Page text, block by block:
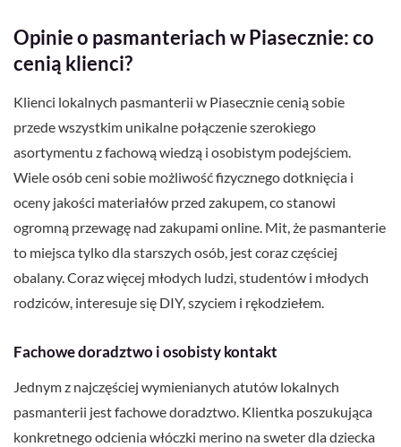
Opinie o pasmanteriach w Piasecznie: co
cenią klienci?
Klienci lokalnych pasmanterii w Piasecznie cenią sobie
przede wszystkim unikalne połączenie szerokiego
asortymentu z fachową wiedzą i osobistym podejściem.
Wiele osób ceni sobie możliwość fizycznego dotknięcia i
oceny jakości materiałów przed zakupem, co stanowi
ogromną przewagę nad zakupami online. Mit, że pasmanterie
to miejsca tylko dla starszych osób, jest coraz częściej
obalany. Coraz więcej młodych ludzi, studentów i młodych
rodziców, interesuje się DIY, szyciem i rękodziełem.
Fachowe doradztwo i osobisty kontakt
Jednym z najczęściej wymienianych atutów lokalnych
pasmanterii jest fachowe doradztwo. Klientka poszukująca
konkretnego odcienia włóczki merino na sweter dla dziecka